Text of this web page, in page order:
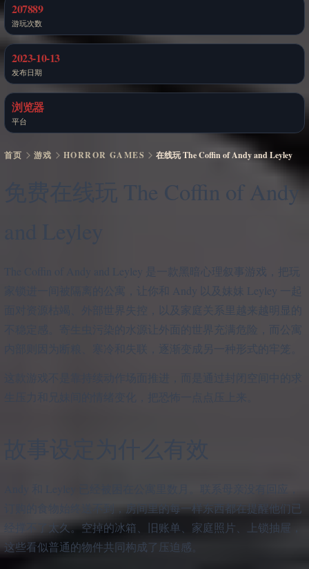
207889
游玩次数
2023-10-13
发布日期
浏览器
平台
首页 游戏 HORROR GAMES 在线玩 The Coffin of Andy and Leyley
免费在线玩 The Coffin of Andy
The Coffin of Andy and Leyley 是一款黑暗心理叙事游戏，把玩
家锁进一间被隔离的公寓，让你和 Andy 以及妹妹 Leyley 一起
面对资源枯竭、外部世界失控，以及家庭关系里越来越明显的
不稳定感。寄生虫污染的水源让外面的世界充满危险，而公寓
内部则因为断粮、寒冷和失联，逐渐变成另一种形式的牢笼。
这款游戏不是靠持续动作场面推进，而是通过封闭空间中的求
订购的食物始终送不到，房间里的每一样东西都在提醒他们已
经撑不了太久。空掉的冰箱、旧账单、家庭照片、上锁抽屉，
这些看似普通的物件共同构成了压迫感。